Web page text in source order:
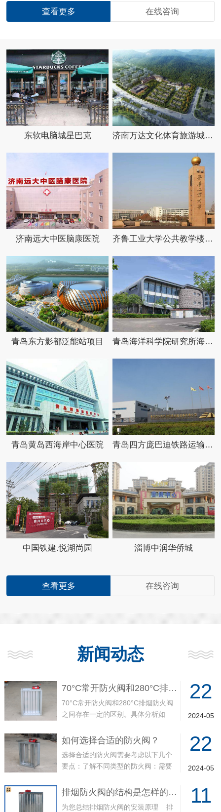
查看更多 在线咨询
东软电脑城星巴克 济南万达文化体育旅游城酒店群项目
济南远大中医脑康医院 齐鲁工业大学公共教学楼项目
青岛东方影都泛能站项目 青岛海洋科学院研究所海洋资源信息综合楼项目
青岛黄岛西海岸中心医院 青岛四方庞巴迪铁路运输设备有限公司
中国铁建.悦湖尚园 淄博中润华侨城
查看更多 在线咨询
新闻动态
70°C常开防火阀和280°C排烟防火阀有何区别？
70°C常开防火阀和280°C排烟防火阀
之间存在一定的区别。具体分析如
22
2024-05
如何选择合适的防火阀？
选择合适的防火阀需要考虑以下几个
要点：了解不同类型的防火阀：需要
22
2024-05
排烟防火阀的结构是怎样的呢？
为您总结排烟防火阀的安装原理 排
11